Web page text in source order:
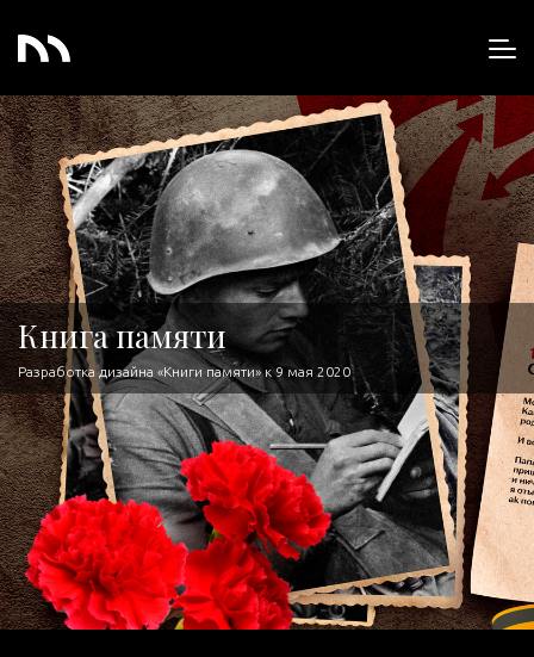
Книга памяти
Разработка дизайна «Книги памяти» к 9 мая 2020